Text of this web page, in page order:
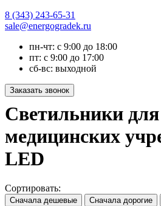
8 (343) 243-65-31
sale@energogradek.ru
пн-чт: с 9:00 до 18:00
пт: с 9:00 до 17:00
сб-вс: выходной
Светильники для
медицинских
LED
Сортировать: